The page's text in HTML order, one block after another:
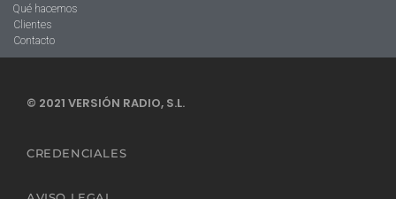
Qué hacemos
Clientes
Contacto
© 2021 VERSIÓN RADIO, S.L.
CREDENCIALES